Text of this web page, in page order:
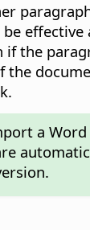
if the
the
a